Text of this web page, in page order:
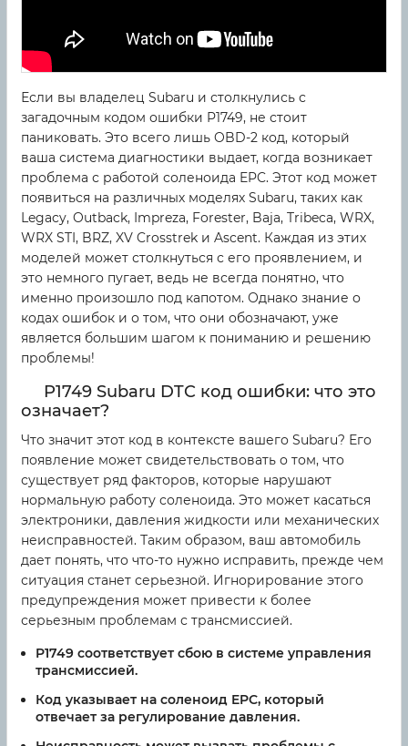
Если вы владелец Subaru и столкнулись с
загадочным кодом ошибки P1749, не стоит
паниковать. Это всего лишь OBD-2 код, который
ваша система диагностики выдает, когда возникает
проблема с работой соленоида EPC. Этот код может
появиться на различных моделях Subaru, таких как
Legacy, Outback, Impreza, Forester, Baja, Tribeca, WRX,
WRX STI, BRZ, XV Crosstrek и Ascent. Каждая из этих
моделей может столкнуться с его проявлением, и
это немного пугает, ведь не всегда понятно, что
именно произошло под капотом. Однако знание о
кодах ошибок и о том, что они обозначают, уже
является большим шагом к пониманию и решению
проблемы!
P1749 Subaru DTC код ошибки: что это
означает?
Что значит этот код в контексте вашего Subaru? Его
появление может свидетельствовать о том, что
существует ряд факторов, которые нарушают
нормальную работу соленоида. Это может касаться
электроники, давления жидкости или механических
неисправностей. Таким образом, ваш автомобиль
дает понять, что что-то нужно исправить, прежде чем
ситуация станет серьезной. Игнорирование этого
предупреждения может привести к более
серьезным проблемам с трансмиссией.
P1749 соответствует сбою в системе управления
трансмиссией.
Код указывает на соленоид EPC, который
отвечает за регулирование давления.